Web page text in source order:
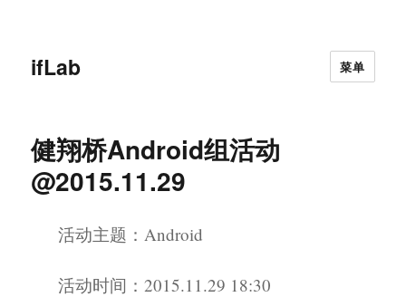
ifLab 菜单
健翔桥Android组活动
@2015.11.29
活动主题：Android
活动时间：2015.11.29 18:30